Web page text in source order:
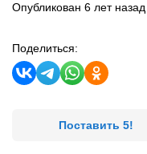
Опубликован 6 лет назад
Поделиться:
Поставить 5!